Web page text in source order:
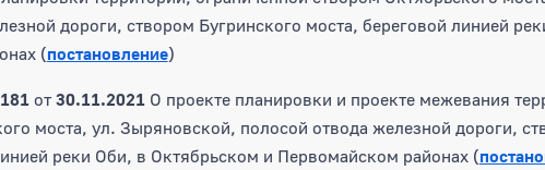
дороги, створом Бугринского моста, береговой линией
(постановление)
от 30.11.2021О проекте планировки и проекте межевания
моста, ул. Зыряновской, полосой отвода железной дороги,
реки Оби, в Октябрьском и Первомайском районах (